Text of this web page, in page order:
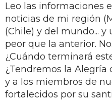
Leo las informaciones
noticias de mi región
(Chile) y del mundo...
peor que la anterior.
¿Cuándo terminará
¿Tendremos la
y a los miembros de
fortalecidos por su